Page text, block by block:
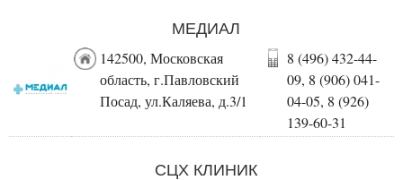
МЕДИАЛ
142500, Московская
область, г.Павловский
Посад, ул.Каляева, д.3/1
8 (496) 432-44-
09, 8 (906) 041-
04-05, 8 (926)
139-60-31
СЦХ КЛИНИК